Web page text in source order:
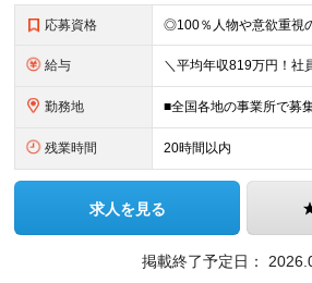
応募資格
給与
勤務地
残業時間 20時間以内
求人を見る
掲載終了予定日：